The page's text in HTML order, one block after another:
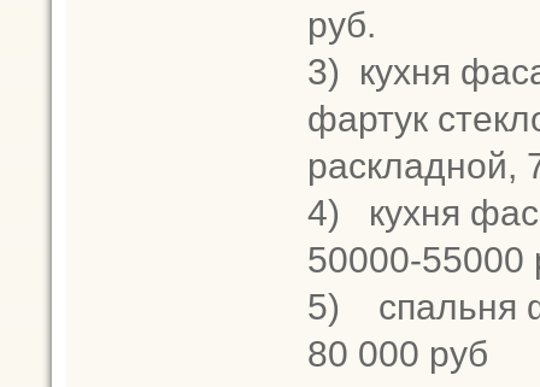
руб.
3) кухня
фартук
раскладной,
4)
кухня
50000-55000
5)
спальня
80 000 руб